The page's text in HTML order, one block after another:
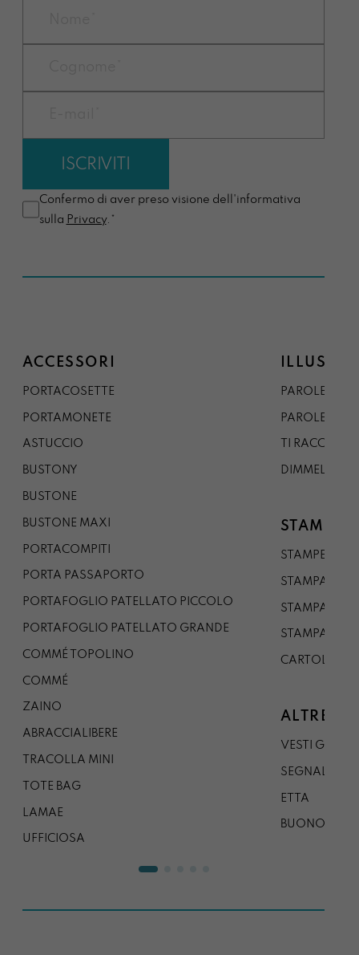
Confermo di aver preso visione dell'informativa
sulla Privacy.*
ACCESSORI
PORTACOSETTE
PORTAMONETE
ASTUCCIO
BUSTONY
BUSTONE
BUSTONE MAXI
PORTACOMPITI
PORTA PASSAPORTO
PORTAFOGLIO PATELLATO PICCOLO
PORTAFOGLIO PATELLATO GRANDE
COMMÉ TOPOLINO
COMMÉ
ZAINO
ABRACCIALIBERE
TRACOLLA MINI
TOTE BAG
LAMAE
UFFICIOSA
PAROLE DAL
PAROLE DA
TI
DIMMELO
STAMPE
STAMPE A5
STAMPA A3
STAMPA A1
STAMPA A0
CARTOLINA
ALTRE
VESTI
SEGNALIBRO
ETTA
BUONO